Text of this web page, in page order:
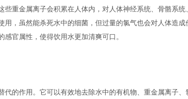
金属离子会积累在人体内，对人体神经系统、骨骼系统
虽然能杀死水中的细菌，但过量的氯气也会对人体造成
官属性，使得饮用水更加清爽可口。
作用。它可以有效地去除水中的有机物、重金属离子